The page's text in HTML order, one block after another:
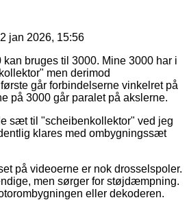
jan 2026, 15:56
bruges til 3000. Mine 3000 har i
men derimod
går forbindelserne vinkelret på
på 3000 går paralet på akslerne.
sæt til "scheibenkollektor" ved jeg
klares med ombygningssæt
på videoerne er nok drosselspoler.
men sørger for støjdæmpning.
eller dekoderen.